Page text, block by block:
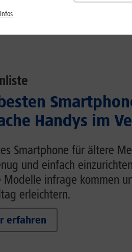
Handys im
Smartphone für ältere
und einfach
Modelle infrage kommen
erleichtern.
erfahren